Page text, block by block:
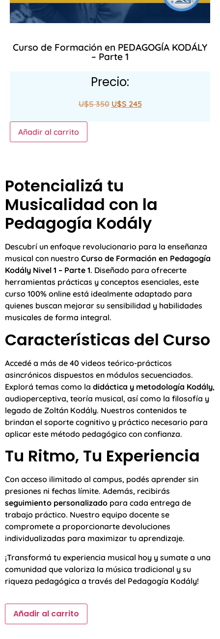
Curso de Formación en PEDAGOGÍA KODÁLY
– Parte 1
Precio:
U$S350 U$S 245
Añadir al carrito
Potencializá tu
Musicalidad con la
Pedagogía Kodály
Descubrí un enfoque revolucionario para la enseñanza
musical con nuestro Curso de Formación en Pedagogía
Kodály Nivel 1 – Parte 1. Diseñado para ofrecerte
herramientas prácticas y conceptos esenciales, este
curso 100% online está idealmente adaptado para
quienes buscan mejorar su sensibilidad y habilidades
musicales de forma integral.
Características del Curso
Accedé a más de 40 videos teórico-prácticos
asincrónicos dispuestos en módulos secuenciados.
Explorá temas como la didáctica y metodología Kodály,
audioperceptiva, teoría musical, así como la filosofía y
legado de Zoltán Kodály. Nuestros contenidos te
brindan el soporte cognitivo y práctico necesario para
aplicar este método pedagógico con confianza.
Tu Ritmo, Tu Experiencia
Con acceso ilimitado al campus, podés aprender sin
presiones ni fechas límite. Además, recibirás
seguimiento personalizado para cada entrega de
trabajo práctico. Nuestro equipo docente se
compromete a proporcionarte devoluciones
individualizadas para maximizar tu aprendizaje.
¡Transformá tu experiencia musical hoy y sumate a una
comunidad que valoriza la música tradicional y su
riqueza pedagógica a través del Pedagogía Kodály!
Añadir al carrito